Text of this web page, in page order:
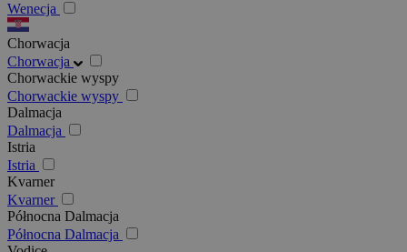
Wenecja
Chorwacja
Chorwacja
Chorwackie wyspy
Chorwackie wyspy
Dalmacja
Dalmacja
Istria
Istria
Kvarner
Kvarner
Północna Dalmacja
Północna Dalmacja